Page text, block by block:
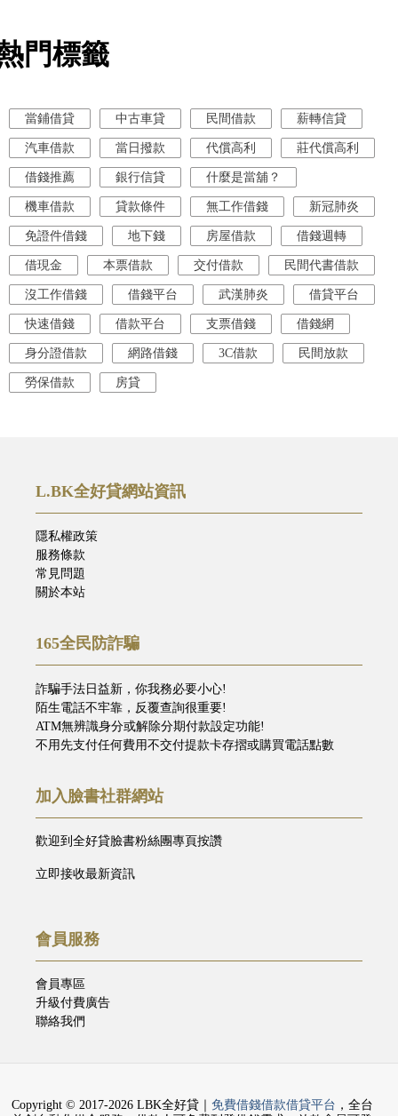
門標籤
當鋪借貸 中古車貸 民間借款 薪轉信貸
汽車借款 當日撥款 代償高利 莊代償高利
借錢推薦 銀行信貸 什麼是當舖？
機車借款 貸款條件 無工作借錢 新冠肺炎
免證件借錢 地下錢 房屋借款 借錢週轉
借現金 本票借款 交付借款 民間代書借款
沒工作借錢 借錢平台 武漢肺炎 借貸平台
快速借錢 借款平台 支票借錢 借錢網
身分證借款 網路借錢 3C借款 民間放款
勞保借款 房貸
L.BK全好貸網站資訊
隱私權政策
服務條款
常見問題
關於本站
165全民防詐騙
詐騙手法日益新，你我務必要小心!
陌生電話不牢靠，反覆查詢很重要!
ATM無辨識身分或解除分期付款設定功能!
不用先支付任何費用不交付提款卡存摺或購買電話點數
加入臉書社群網站
歡迎到全好貸臉書粉絲團專頁按讚
立即接收最新資訊
會員服務
會員專區
升級付費廣告
聯絡我們
Copyright © 2017-2026 LBK全好貸｜ 免費借錢借款借貸平台 ，全台